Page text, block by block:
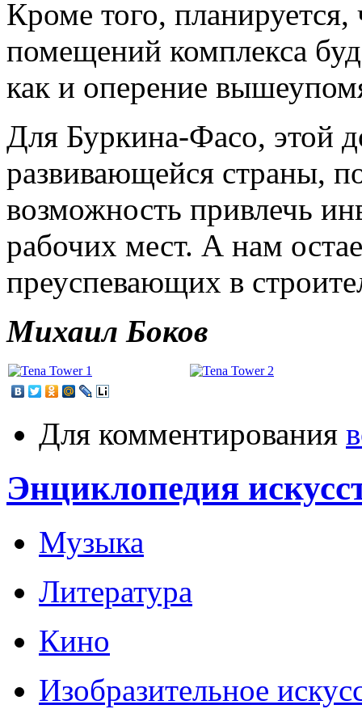
Кроме того, планируется,
помещений комплекса
как и оперение
Для Буркина-Фасо, этой
развивающейся страны,
возможность привлечь
рабочих мест. А нам
преуспевающих в
Михаил Боков
Для комментирования
Энциклопедия
Музыка
Литература
Кино
Изобразительное